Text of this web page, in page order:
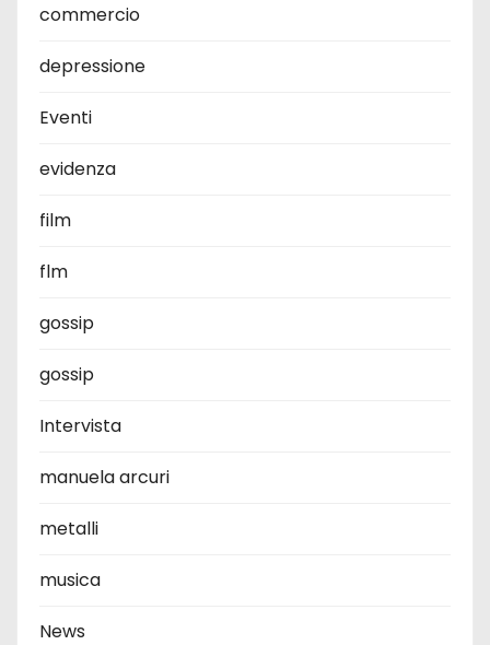
commercio
depressione
Eventi
evidenza
film
flm
gossip
gossip
Intervista
manuela arcuri
metalli
musica
News